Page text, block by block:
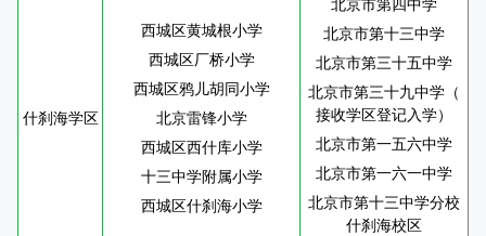
什刹海学区
西城区黄城根小学
西城区厂桥小学
西城区鸦儿胡同小学
北京雷锋小学
西城区西什库小学
十三中学附属小学
西城区什刹海小学
北京市第十三中学
北京市第三十五中学
北京市第三十九中学（
接收学区登记入学）
北京市第一五六中学
北京市第一六一中学
北京市第十三中学分校
什刹海校区